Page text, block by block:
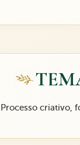
Processo criativo,